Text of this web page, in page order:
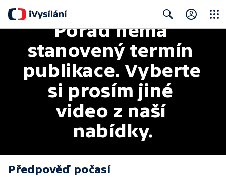
Search
Pořad nemá
stanovený termín
publikace. Vyberte
si prosím jiné
video z naší
nabídky.
Předpověď počasí